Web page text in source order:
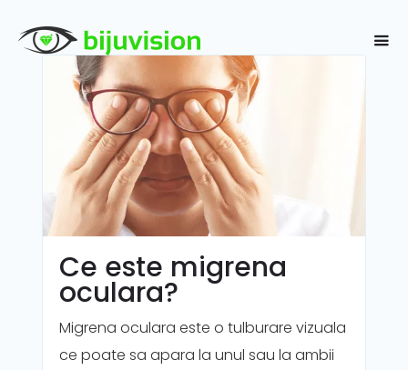
Ce este migrena
oculara?
Migrena oculara este o tulburare vizuala
ce poate sa apara la unul sau la ambii